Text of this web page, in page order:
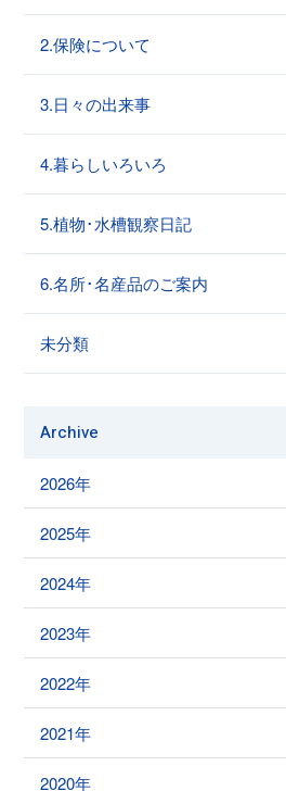
2.保険について
3.日々の出来事
4.暮らしいろいろ
5.植物･水槽観察日記
6.名所･名産品のご案内
未分類
Archive
2026年
2025年
2024年
2023年
2022年
2021年
2020年